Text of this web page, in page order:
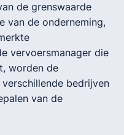
de grenswaarde
van de onderneming,
vervoersmanager die
worden de
bedrijven
van de